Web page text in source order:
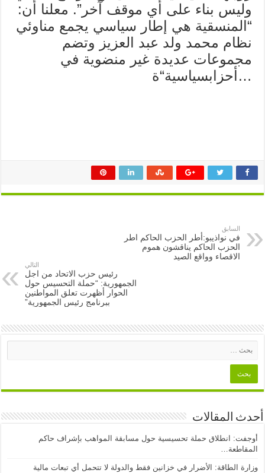
وليس بناء على أي موقف آخر”. معلنا أن:
“المنسقية هي إطار سياسي يجمع مناوئي
نظام محمد ولد عبد العزيز وتضم
مجموعات عديدة غير منضوية في
أحزابسياسية“ة …
السابق
في نواذيبو:أطر الحزب الحاكم اطر
الحزب الحاكم يناقشون هموم
الاقصاء وواقع الصيد
التالي
رئيس حزب الاتحاد من اجل
الجمهورية: “حملة التحسيس حول
الحوار أظهرت تعلق المواطنين
ببرنامج رئيس الجمهورية”
أحدث المقالات
أوجفت: انطلاق حملة تحسيسية حول مسابقة المواهب بإشراف حاكم
المقاطعة…
وزارة الطاقة: الأضرار في خزانين فقط والدولة لا تتحمل أي تبعات مالية